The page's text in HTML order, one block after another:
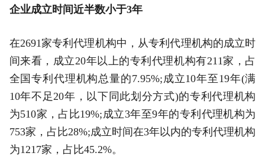
企业成立时间近半数小于3年
在2691家专利代理机构中，从专利代理机构的成立时
间来看，成立20年以上的专利代理机构有211家，占
全国专利代理机构总量的7.95%;成立10年至19年(满
10年不足20年，以下同此划分方式)的专利代理机构
为510家，占比19%;成立3年至9年的专利代理机构为
753家，占比28%;成立时间在3年以内的专利代理机构
为1217家，占比45.2%。